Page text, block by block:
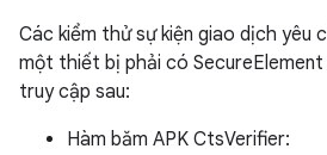
Các kiểm thử sự kiện giao dịch yêu
một thiết bị phải có
truy cập sau:
Hàm băm APK CtsVerifier: